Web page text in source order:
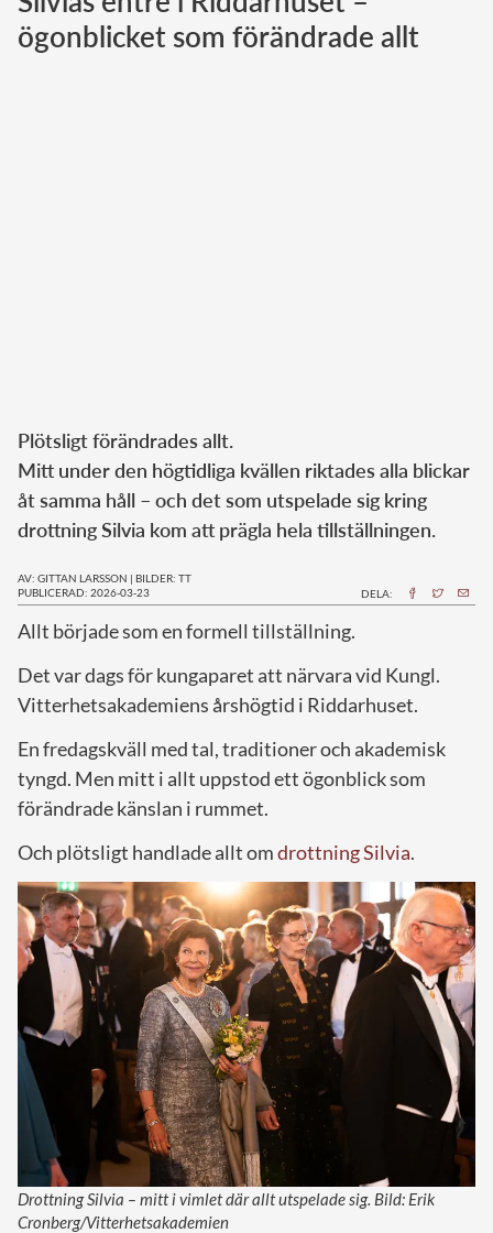
Norska kungahuset
ögonblicket som förändrade allt
Plötsligt förändrades allt.
Mitt under den högtidliga kvällen riktades alla blickar
åt samma håll – och det som utspelade sig kring
drottning Silvia kom att prägla hela tillställningen.
AV: GITTAN LARSSON | BILDER: TT
PUBLICERAD: 2026-03-23
DELA:
Allt började som en formell tillställning.
Det var dags för kungaparet att närvara vid Kungl.
Vitterhets­akademiens årshögtid i Riddarhuset.
En fredagskväll med tal, traditioner och akademisk
tyngd. Men mitt i allt uppstod ett ögonblick som
förändrade känslan i rummet.
Och plötsligt handlade allt omdrottning Silvia.
Drottning Silvia – mitt i vimlet där allt utspelade sig. Bild: Erik
Cronberg/Vitterhetsakademien